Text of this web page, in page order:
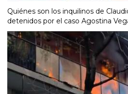
Quiénes son los inquilinos de
detenidos por el caso Agostina